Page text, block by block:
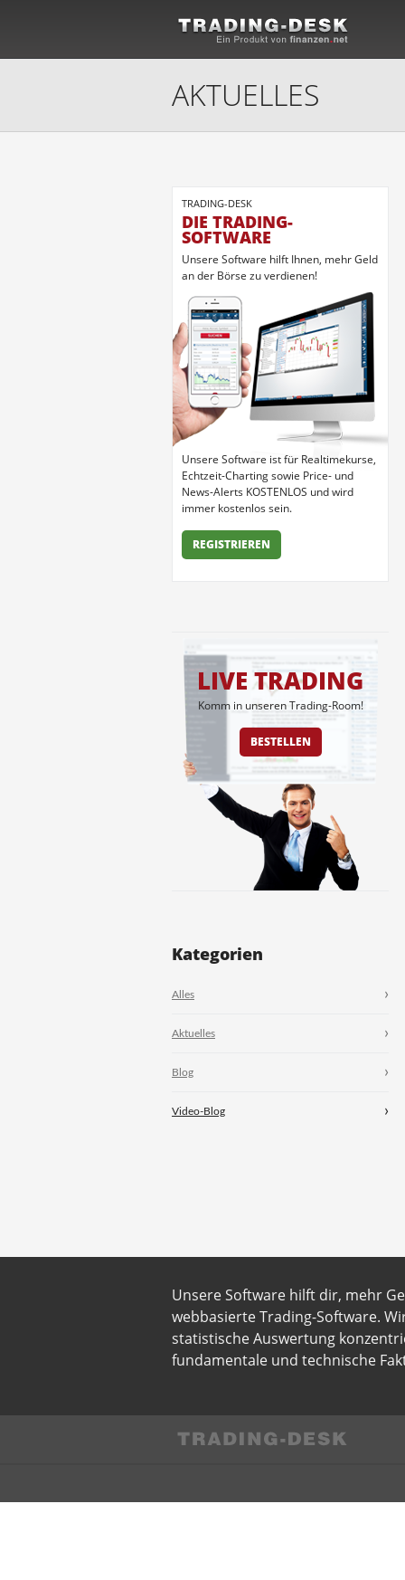
AKTUELLES
TRADING-DESK
DIE TRADING-
SOFTWARE
Unsere Software hilft Ihnen, mehr Geld
an der Börse zu verdienen!
Unsere Software ist für Realtimekurse,
Echtzeit-Charting sowie Price- und
News-Alerts KOSTENLOS und wird
immer kostenlos sein.
REGISTRIEREN
LIVE TRADING
Komm in unseren Trading-Room!
BESTELLEN
Kategorien
Alles
Aktuelles
Blog
Video-Blog
Unsere Software hilft dir, mehr
webbasierte Trading-Software.
statistische Auswertung
fundamentale und technische